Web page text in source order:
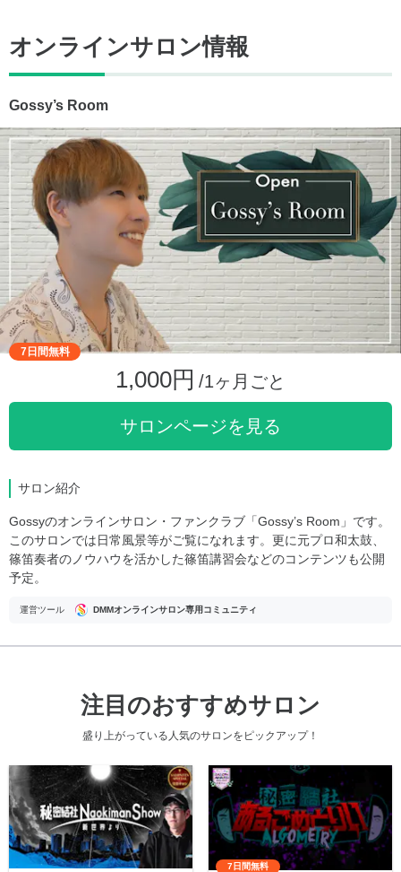
オンラインサロン情報
Gossy’s Room
7日間無料
1,000円 /1ヶ月ごと
サロンページを見る
サロン紹介
Gossyのオンラインサロン・ファンクラブ「Gossy’s Room」です。
このサロンでは日常風景等がご覧になれます。更に元プロ和太鼓、
篠笛奏者のノウハウを活かした篠笛講習会などのコンテンツも公開
予定。
運営ツール DMMオンラインサロン専用コミュニティ
注目のおすすめサロン
盛り上がっている人気のサロンをピックアップ！
7日間無料